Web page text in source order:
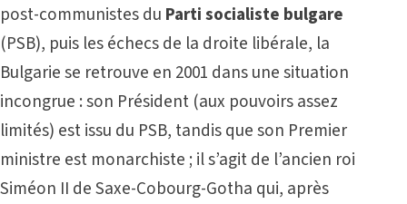
post-communistes du Parti socialiste bulgare
(PSB), puis les échecs de la droite libérale, la
Bulgarie se retrouve en 2001 dans une situation
incongrue : son Président (aux pouvoirs assez
limités) est issu du PSB, tandis que son Premier
ministre est monarchiste ; il s’agit de l’ancien roi
Siméon II de Saxe-Cobourg-Gotha qui, après